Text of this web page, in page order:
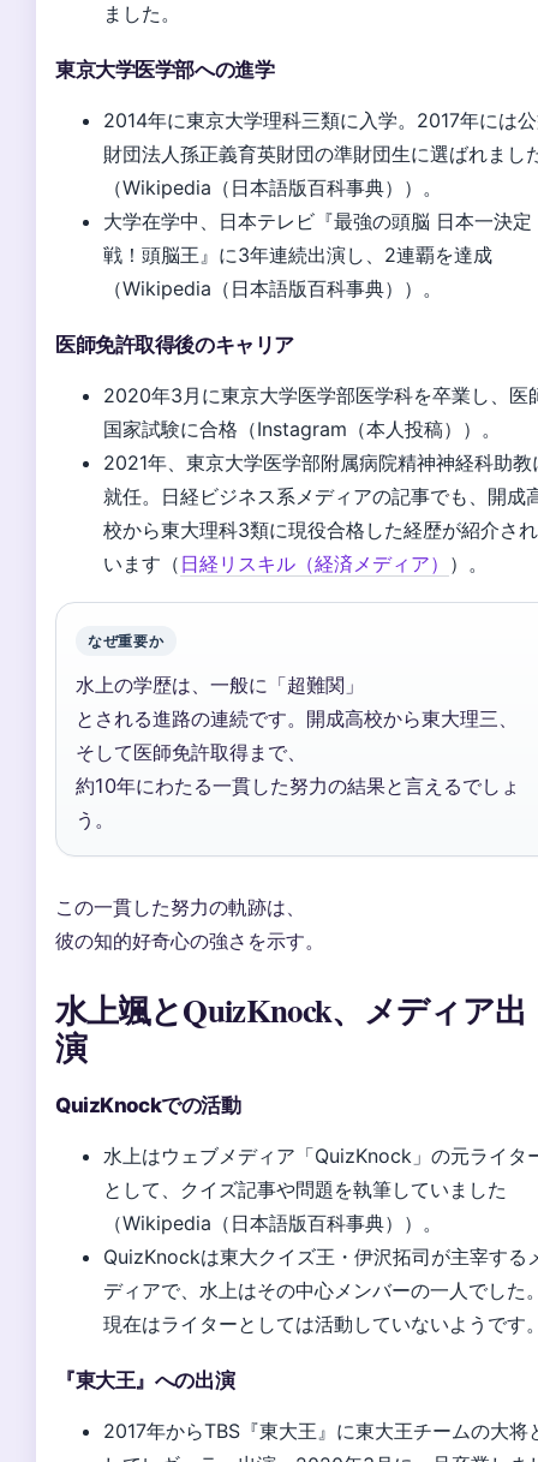
ました。
東京大学医学部への進学
2014年に東京大学理科三類に入学。2017年には
財団法人孫正義育英財団の準財団生に選ばれまし
（Wikipedia（日本語版百科事典））。
大学在学中、日本テレビ『最強の頭脳 日本一決定
戦！頭脳王』に3年連続出演し、2連覇を達成
（Wikipedia（日本語版百科事典））。
医師免許取得後のキャリア
2020年3月に東京大学医学部医学科を卒業し、医
国家試験に合格（Instagram（本人投稿））。
2021年、東京大学医学部附属病院精神神経科助教
就任。日経ビジネス系メディアの記事でも、開成
校から東大理科3類に現役合格した経歴が紹介さ
います（ 日経リスキル（経済メディア） ）。
なぜ重要か
水上の学歴は、一般に「超難関」
とされる進路の連続です。開成高校から東大理三、
そして医師免許取得まで、
約10年にわたる一貫した努力の結果と言えるでしょ
う。
この一貫した努力の軌跡は、
彼の知的好奇心の強さを示す。
水上颯とQuizKnock、メディア出
演
QuizKnockでの活動
水上はウェブメディア「QuizKnock」の元ライタ
として、クイズ記事や問題を執筆していました
（Wikipedia（日本語版百科事典））。
QuizKnockは東大クイズ王・伊沢拓司が主宰する
ディアで、水上はその中心メンバーの一人でした
現在はライターとしては活動していないようです
『東大王』への出演
2017年からTBS『東大王』に東大王チームの大将